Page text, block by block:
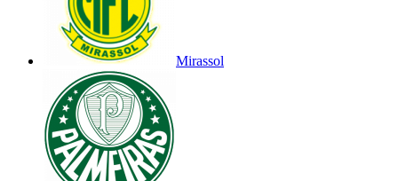
Mirassol